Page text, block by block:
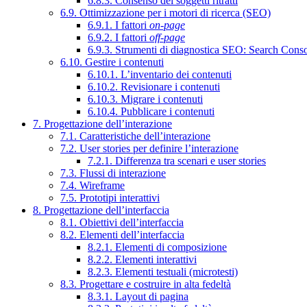
6.9. Ottimizzazione per i motori di ricerca (SEO)
6.9.1. I fattori on-page
6.9.2. I fattori off-page
6.9.3. Strumenti di diagnostica SEO: Search
6.10. Gestire i contenuti
6.10.1. L’inventario dei contenuti
6.10.2. Revisionare i contenuti
6.10.3. Migrare i contenuti
6.10.4. Pubblicare i contenuti
7. Progettazione dell’interazione
7.1. Caratteristiche dell’interazione
7.2. User stories per definire l’interazione
7.2.1. Differenza tra scenari e user stories
7.3. Flussi di interazione
7.4. Wireframe
7.5. Prototipi interattivi
8. Progettazione dell’interfaccia
8.1. Obiettivi dell’interfaccia
8.2. Elementi dell’interfaccia
8.2.1. Elementi di composizione
8.2.2. Elementi interattivi
8.2.3. Elementi testuali (microtesti)
8.3. Progettare e costruire in alta fedeltà
8.3.1. Layout di pagina